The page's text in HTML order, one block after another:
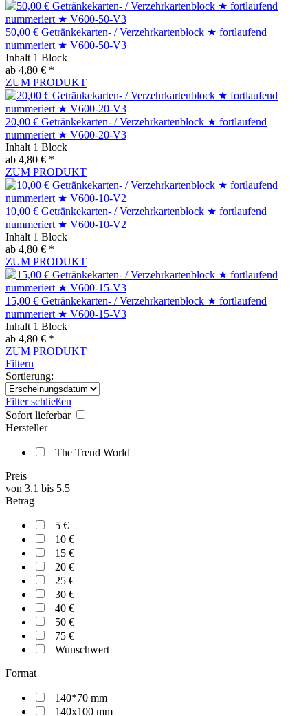
50,00 € Getränkekarten- / Verzehrkartenblock ★ fortlaufend
nummeriert ★ V600-50-V3
Inhalt 1 Block
ab 4,80 € *
ZUM PRODUKT
20,00 € Getränkekarten- / Verzehrkartenblock ★ fortlaufend
nummeriert ★ V600-20-V3
Inhalt 1 Block
ab 4,80 € *
ZUM PRODUKT
10,00 € Getränkekarten- / Verzehrkartenblock ★ fortlaufend
nummeriert ★ V600-10-V2
Inhalt 1 Block
ab 4,80 € *
ZUM PRODUKT
15,00 € Getränkekarten- / Verzehrkartenblock ★ fortlaufend
nummeriert ★ V600-15-V3
Inhalt 1 Block
ab 4,80 € *
ZUM PRODUKT
Filtern
Sortierung:
Filter schließen
Sofort lieferbar
Hersteller
The Trend World
Preis
von 3.1 bis 5.5
Betrag
5 €
10 €
15 €
20 €
25 €
30 €
40 €
50 €
75 €
Wunschwert
Format
140*70 mm
140x100 mm